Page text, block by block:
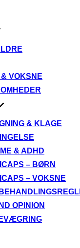
VOKSNE
& KLAGE
& ADHD
– BØRN
– VOKSNE
OPINION